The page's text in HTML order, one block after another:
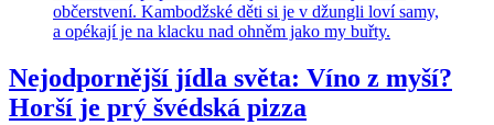
Nejodpornější jídla světa: Víno z myší?
Horší je prý švédská pizza